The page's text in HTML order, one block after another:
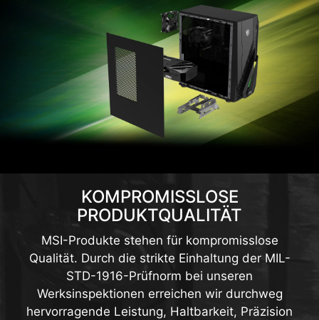
KOMPROMISSLOSE
PRODUKTQUALITÄT
MSI-Produkte stehen für kompromisslose
Qualität. Durch die strikte Einhaltung der MIL-
STD-1916-Prüfnorm bei unseren
Werksinspektionen erreichen wir durchweg
hervorragende Leistung, Haltbarkeit, Präzision